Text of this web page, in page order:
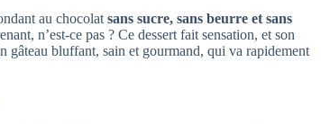
au chocolat sans sucre, sans beurre et sans
n’est-ce pas ? Ce dessert fait sensation, et son
gâteau bluffant, sain et gourmand, qui va rapidement